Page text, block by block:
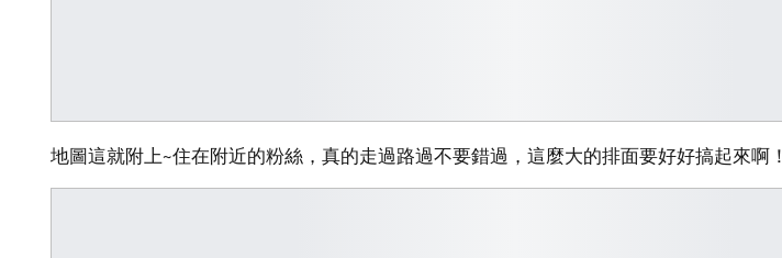
地圖這就附上~住在附近的粉絲，真的走過路過不要錯過，這麼大的排面要好好搞起來啊！